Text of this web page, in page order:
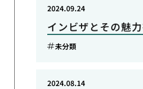
インビザとその魅
2024.09.24
未分類
2024.08.14